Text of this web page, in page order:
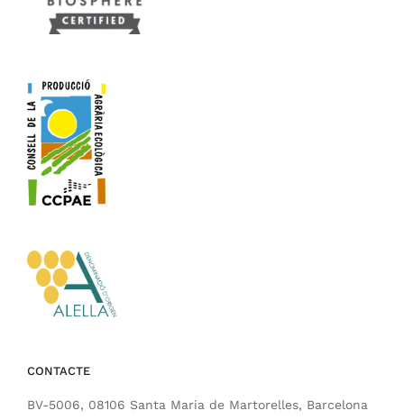
CONTACTE
BV-5006, 08106 Santa Maria de Martorelles, Barcelona